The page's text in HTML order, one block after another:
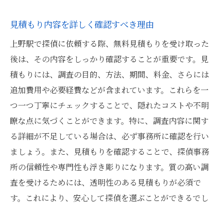
見積もり内容を詳しく確認すべき理由
上野駅で探偵に依頼する際、無料見積もりを受け取った
後は、その内容をしっかり確認することが重要です。見
積もりには、調査の目的、方法、期間、料金、さらには
追加費用や必要経費などが含まれています。これらを一
つ一つ丁寧にチェックすることで、隠れたコストや不明
瞭な点に気づくことができます。特に、調査内容に関す
る詳細が不足している場合は、必ず事務所に確認を行い
ましょう。また、見積もりを確認することで、探偵事務
所の信頼性や専門性も浮き彫りになります。質の高い調
査を受けるためには、透明性のある見積もりが必須で
す。これにより、安心して探偵を選ぶことができるでし